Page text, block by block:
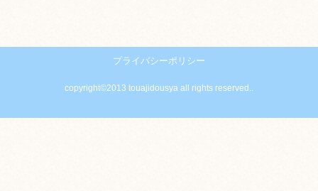
プライバシーポリシー
copyright©2013 touajidousya all rights reserved..